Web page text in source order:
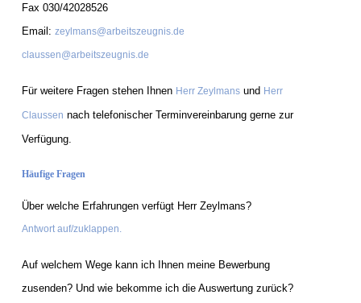
Fax 030/42028526
Email: zeylmans@arbeitszeugnis.de
claussen@arbeitszeugnis.de
Für weitere Fragen stehen Ihnen Herr Zeylmans und Herr
Claussen nach telefonischer Terminvereinbarung gerne zur
Verfügung.
Häufige Fragen
Über welche Erfahrungen verfügt Herr Zeylmans?
Antwort auf/zuklappen.
Auf welchem Wege kann ich Ihnen meine Bewerbung
zusenden? Und wie bekomme ich die Auswertung zurück?